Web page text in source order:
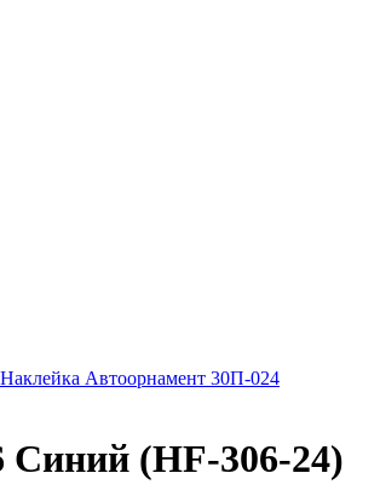
Наклейка Автоорнамент 30П-024
Синий (HF-306-24)